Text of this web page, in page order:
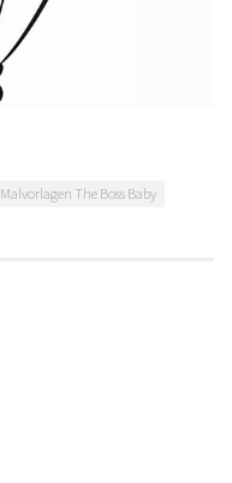
Malvorlagen The Boss Baby